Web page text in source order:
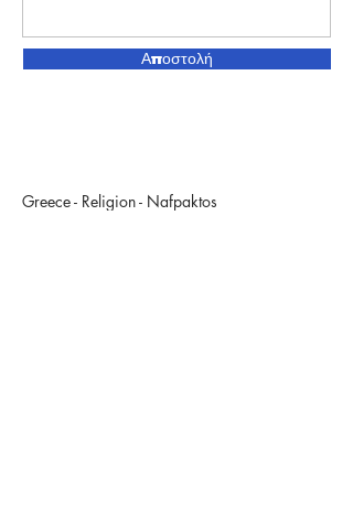
Αποστολή
Greece - Religion - Nafpaktos